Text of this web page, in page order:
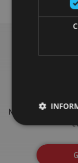
Find more plans
Navarre: organised